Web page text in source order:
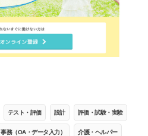
テスト・評価 設計 評価・試験・実験
事務（OA・データ入力） 介護・ヘルパー